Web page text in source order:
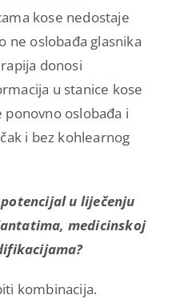
kose nedostaje
ne oslobađa glasnika
donosi
u stanice kose
ponovno oslobađa i
i bez kohlearnog
u liječenju
medicinskoj
kombinacija.